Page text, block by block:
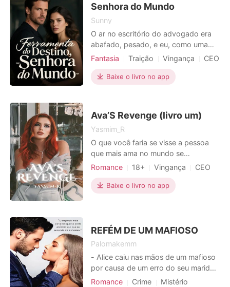
de uma universid
Senhora do Mundo
Sunny
O ar no escritório do advogado era
abafado, pesado, e eu, como uma
espectadora invisível, flutuava,
homem com quem passei dez anos
da minha vida, era lido. "Eu, Pedro
Futuro\', para a minha amada
Fantasia Traição Vingança
CEO
Local de trabalho
Urbano
Baixe o livro no app
Ava’S Revenge (livro um)
Yasmim_R
O que você faria se visse a pessoa
que mais ama no mundo se
destruindo e se arruinando por um
uma beleza fora dos padrões da
sociedade, linda, extremamente sexy
infância difícil ao ver o corpo da irmã
sem
Romance 18+ Vingança
CEO
Charmoso
Paixão / Erótica
Baixe o livro no app
REFÉM DE UM MAFIOSO
Palomakemm
- Alice caiu nas mãos de um mafioso
por causa de um erro do seu marido
morto . Mas será que foi um erro
Romance Crime
Mistério